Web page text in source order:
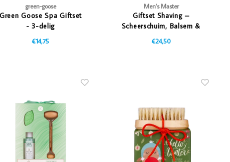
green-goose
Green Goose Spa Giftset
- 3-delig
€14,75
Men's Master
Giftset Shaving –
Scheerschuim, Balsem &
Crème
€24,50